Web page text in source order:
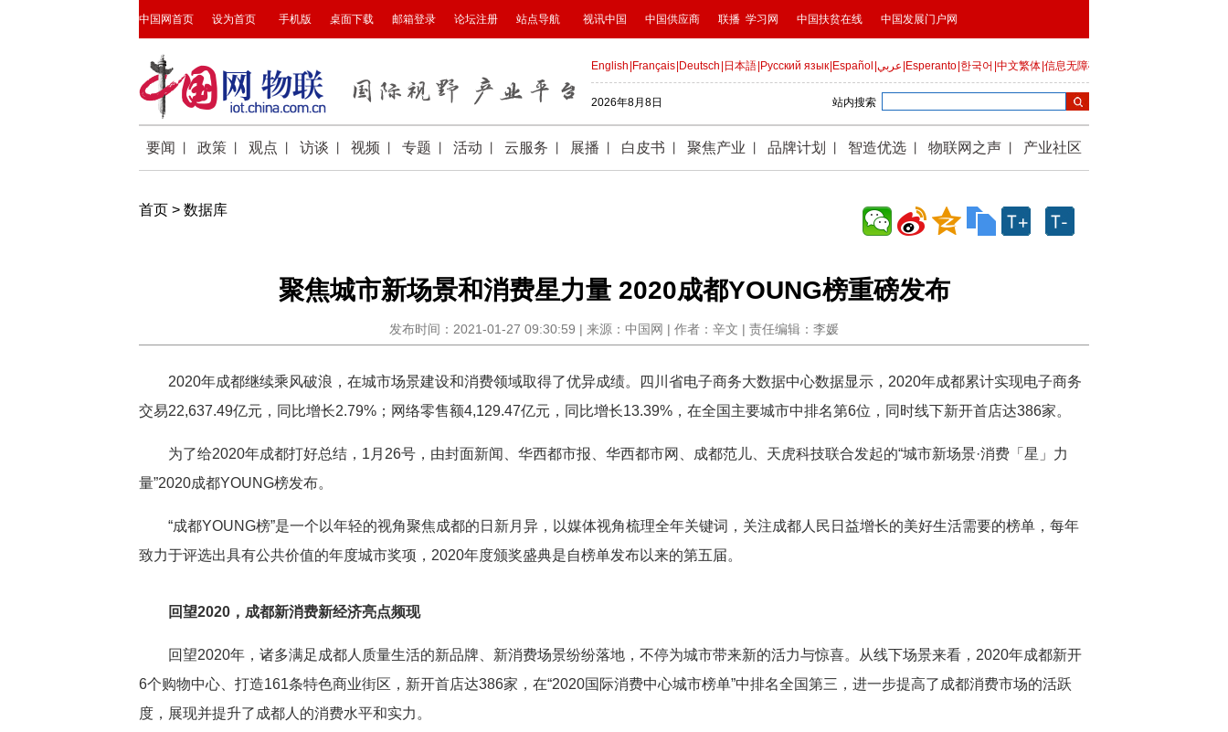
首页 > 数据库
聚焦城市新场景和消费星力量 2020成都YOUNG榜重磅发布
发布时间：2021-01-27 09:30:59 | 来源：中国网 | 作者：辛文 | 责任编辑：李媛
2020年成都继续乘风破浪，在城市场景建设和消费领域取得了优异成绩。四川省电子商务大数据中心数据显示，2020年成都累计实现电子商务
交易22,637.49亿元，同比增长2.79%；网络零售额4,129.47亿元，同比增长13.39%，在全国主要城市中排名第6位，同时线下新开首店达386家。
为了给2020年成都打好总结，1月26号，由封面新闻、华西都市报、华西都市网、成都范儿、天虎科技联合发起的“城市新场景·消费「星」力
量”2020成都YOUNG榜发布。
“成都YOUNG榜”是一个以年轻的视角聚焦成都的日新月异，以媒体视角梳理全年关键词，关注成都人民日益增长的美好生活需要的榜单，每年
致力于评选出具有公共价值的年度城市奖项，2020年度颁奖盛典是自榜单发布以来的第五届。
回望2020，成都新消费新经济亮点频现
回望2020年，诸多满足成都人质量生活的新品牌、新消费场景纷纷落地，不停为城市带来新的活力与惊喜。从线下场景来看，2020年成都新开
6个购物中心、打造161条特色商业街区，新开首店达386家，在“2020国际消费中心城市榜单”中排名全国第三，进一步提高了成都消费市场的活跃
度，展现并提升了成都人的消费水平和实力。